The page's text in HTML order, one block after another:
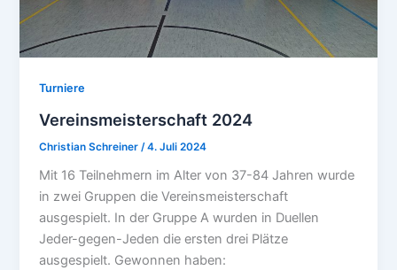
Turniere
Vereinsmeisterschaft 2024
Christian Schreiner /4. Juli 2024
Mit 16 Teilnehmern im Alter von 37-84 Jahren wurde
in zwei Gruppen die Vereinsmeisterschaft
ausgespielt. In der Gruppe A wurden in Duellen
Jeder-gegen-Jeden die ersten drei Plätze
ausgespielt. Gewonnen haben: